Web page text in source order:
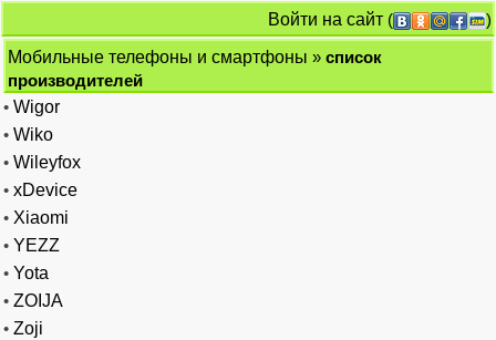
Войти на сайт (
)
Мобильные телефоны и смартфоны » список
производителей
• Wigor
• Wiko
• Wileyfox
• xDevice
• Xiaomi
• YEZZ
• Yota
• ZOIJA
• Zoji